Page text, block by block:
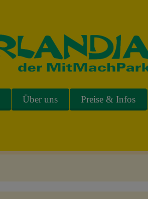
Über uns Preise & Infos